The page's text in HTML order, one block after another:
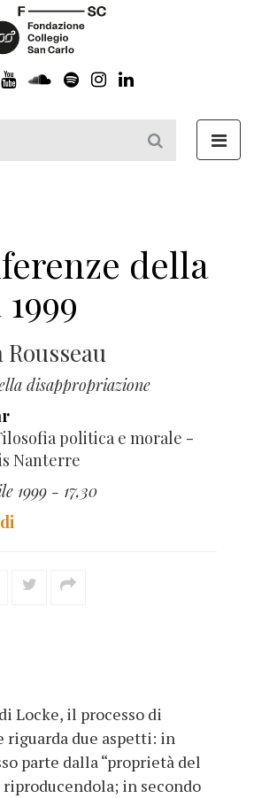
della
Rousseau
disappropriazione
politica e morale -
Nanterre
1999 - 17,30
Locke, il processo di
riguarda due aspetti: in
parte dalla “proprietà del
riproducendola; in secondo